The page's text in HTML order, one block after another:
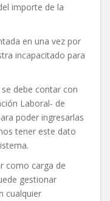
importe de la
en una vez por
incapacitado para
debe contar con
Laboral- de
poder ingresarlas
tener este dato
como carga de
gestionar
cualquier